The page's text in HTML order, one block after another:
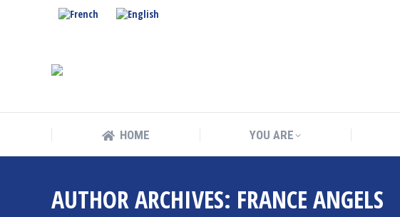
HOME YOU ARE
AUTHOR ARCHIVES: FRANCE ANGELS
HOME